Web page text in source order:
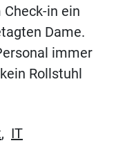
in ein
Dame.
immer
Rollstuhl
, IT